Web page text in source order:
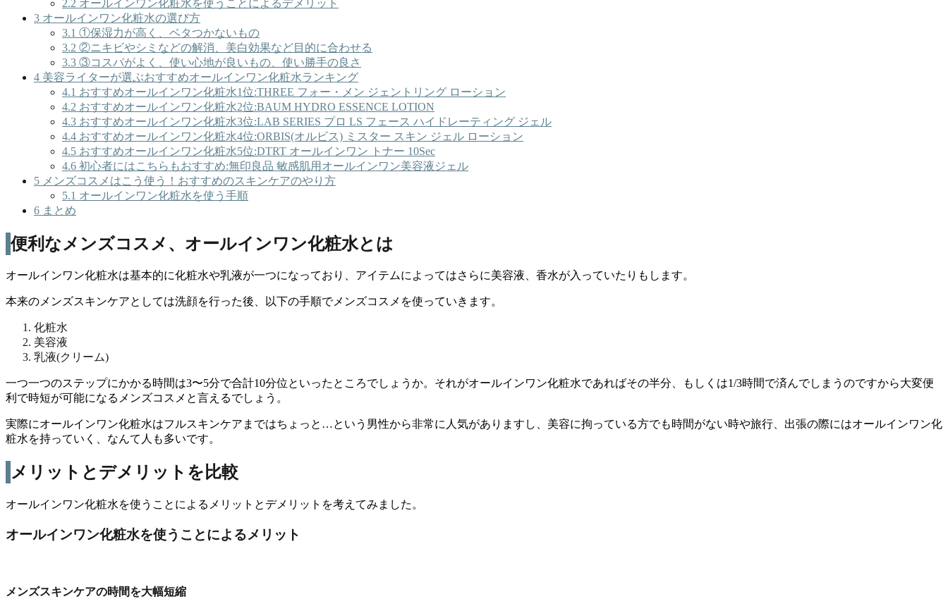
2.2 オールインワン化粧水を使うことによるデメリット
3 オールインワン化粧水の選び方
3.1 ①保湿力が高く、ベタつかないもの
3.2 ②ニキビやシミなどの解消、美白効果など目的に合わせる
3.3 ③コスパがよく、使い心地が良いもの、使い勝手の良さ
4 美容ライターが選ぶおすすめオールインワン化粧水ランキング
4.1 おすすめオールインワン化粧水1位:THREE フォー・メン ジェントリング ローション
4.2 おすすめオールインワン化粧水2位:BAUM HYDRO ESSENCE LOTION
4.3 おすすめオールインワン化粧水3位:LAB SERIES プロ LS フェース ハイドレーティング ジェル
4.4 おすすめオールインワン化粧水4位:ORBIS(オルビス) ミスター スキン ジェル ローション
4.5 おすすめオールインワン化粧水5位:DTRT オールインワン トナー 10Sec
4.6 初心者にはこちらもおすすめ:無印良品 敏感肌用オールインワン美容液ジェル
5 メンズコスメはこう使う！おすすめのスキンケアのやり方
5.1 オールインワン化粧水を使う手順
6 まとめ
便利なメンズコスメ、オールインワン化粧水とは
オールインワン化粧水は基本的に化粧水や乳液が一つになっており、アイテムによってはさらに美容液、香水が入っていたりもします。
本来のメンズスキンケアとしては洗顔を行った後、以下の手順でメンズコスメを使っていきます。
化粧水
美容液
乳液(クリーム)
一つ一つのステップにかかる時間は3〜5分で合計10分位といったところでしょうか。それがオールインワン化粧水であればその半分、もしくは1/3時間で済んでしまうのですから大変便
利で時短が可能になるメンズコスメと言えるでしょう。
実際にオールインワン化粧水はフルスキンケアまではちょっと…という男性から非常に人気がありますし、美容に拘っている方でも時間がない時や旅行、出張の際にはオールインワン化
粧水を持っていく、なんて人も多いです。
メリットとデメリットを比較
オールインワン化粧水を使うことによるメリットとデメリットを考えてみました。
オールインワン化粧水を使うことによるメリット
メンズスキンケアの時間を大幅短縮